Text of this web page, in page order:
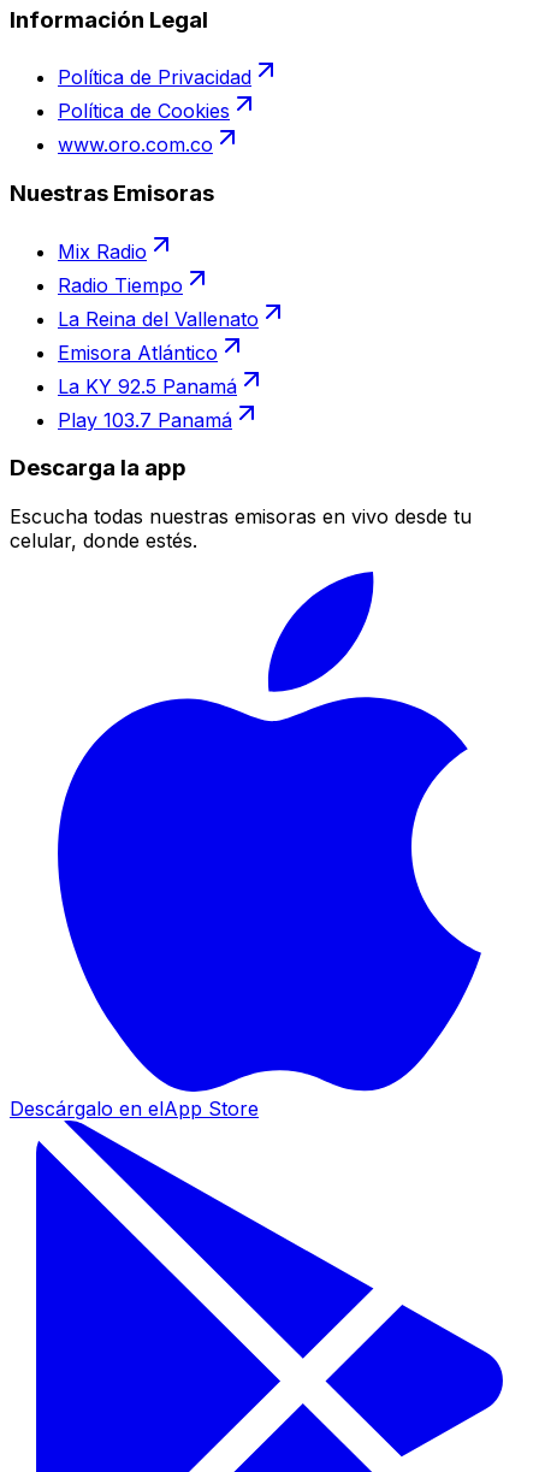
Información Legal
Política de Privacidad
Política de Cookies
www.oro.com.co
Nuestras Emisoras
Mix Radio
Radio Tiempo
La Reina del Vallenato
Emisora Atlántico
La KY 92.5 Panamá
Play 103.7 Panamá
Descarga la app
Escucha todas nuestras emisoras en vivo desde tu
celular, donde estés.
Descárgalo en elApp Store